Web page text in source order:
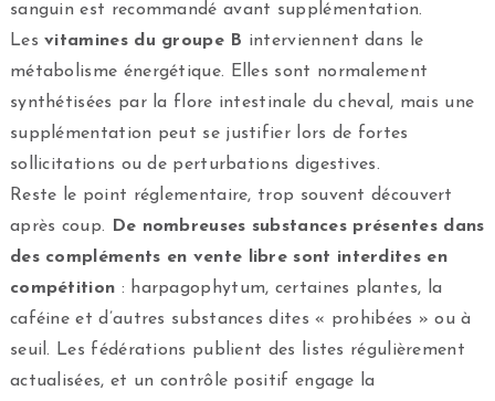
sanguin est recommandé avant supplémentation.
Lesvitamines du groupe B interviennent dans le
métabolisme énergétique. Elles sont normalement
synthétisées par la flore intestinale du cheval, mais une
supplémentation peut se justifier lors de fortes
sollicitations ou de perturbations digestives.
Reste le point réglementaire, trop souvent découvert
après coup. De nombreuses substances présentes dans
des compléments en vente libre sont interdites en
compétition : harpagophytum, certaines plantes, la
caféine et d’autres substances dites « prohibées » ou à
seuil. Les fédérations publient des listes régulièrement
actualisées, et un contrôle positif engage la